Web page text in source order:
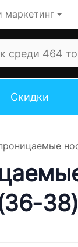
маркетинг
Скидки
38)